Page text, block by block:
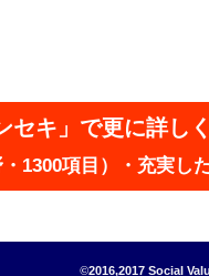
セキ」で更に詳し
1300項目）・充実し
©2016,2017 Social